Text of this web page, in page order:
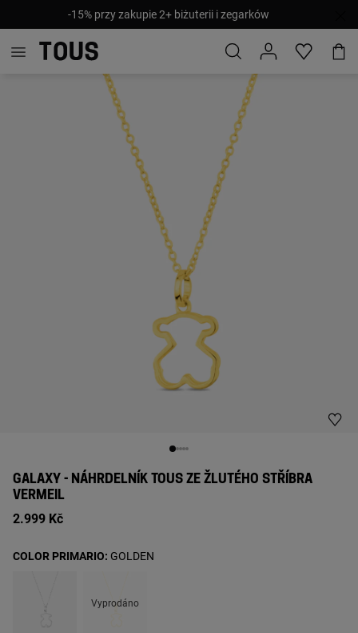
-15% przy zakupie 2+ biżuterii i zegarków
GALAXY - NÁHRDELNÍK TOUS ZE ŽLUTÉHO STŘÍBRA
VERMEIL
2.999 Kč
Vyprodáno
COLOR PRIMARIO: GOLDEN